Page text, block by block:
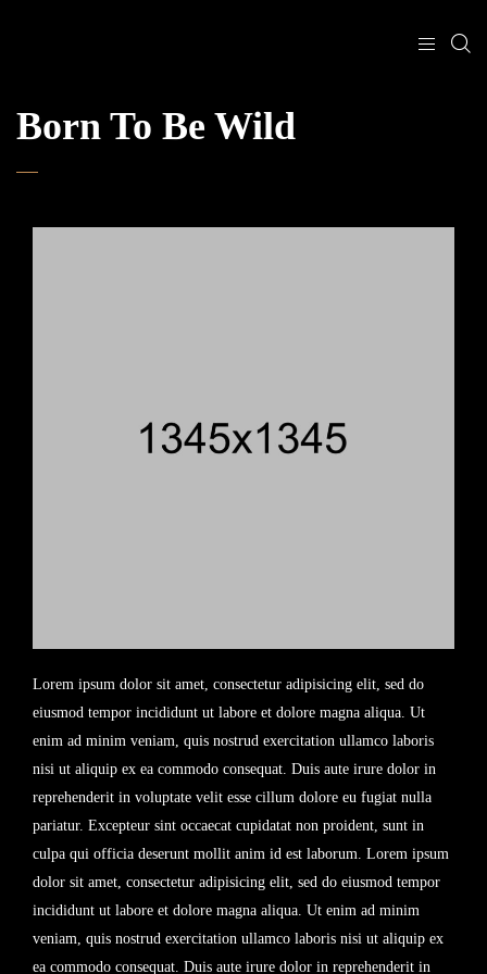
Born To Be Wild
Lorem ipsum dolor sit amet, consectetur adipisicing elit, sed do
eiusmod tempor incididunt ut labore et dolore magna aliqua. Ut
enim ad minim veniam, quis nostrud exercitation ullamco laboris
nisi ut aliquip ex ea commodo consequat. Duis aute irure dolor in
reprehenderit in voluptate velit esse cillum dolore eu fugiat nulla
pariatur. Excepteur sint occaecat cupidatat non proident, sunt in
culpa qui officia deserunt mollit anim id est laborum. Lorem ipsum
dolor sit amet, consectetur adipisicing elit, sed do eiusmod tempor
incididunt ut labore et dolore magna aliqua. Ut enim ad minim
veniam, quis nostrud exercitation ullamco laboris nisi ut aliquip ex
ea commodo consequat. Duis aute irure dolor in reprehenderit in